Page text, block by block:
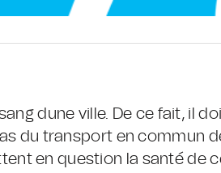
dune ville. De ce fait, il
du transport en commun
en question la santé de